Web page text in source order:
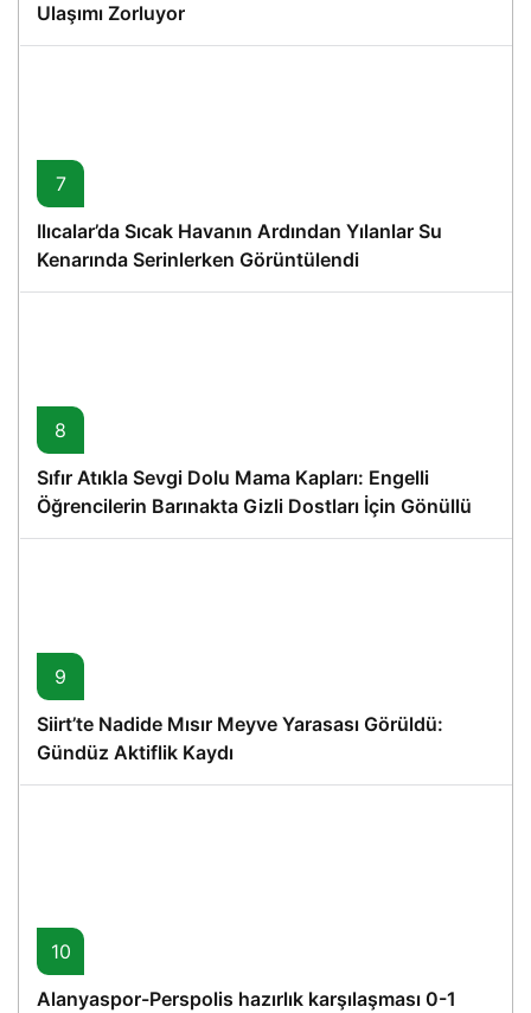
Ulaşımı Zorluyor
7
Ilıcalar’da Sıcak Havanın Ardından Yılanlar Su
Kenarında Serinlerken Görüntülendi
8
Sıfır Atıkla Sevgi Dolu Mama Kapları: Engelli
Öğrencilerin Barınakta Gizli Dostları İçin Gönüllü
Proje
9
Siirt’te Nadide Mısır Meyve Yarasası Görüldü:
Gündüz Aktiflik Kaydı
10
Alanyaspor-Perspolis hazırlık karşılaşması 0-1